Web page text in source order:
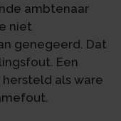
ambtenaar
niet
genegeerd. Dat
Een
als ware